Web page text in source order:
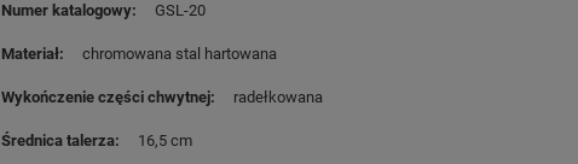
Numer katalogowy GSL-20
Materiał chromowana stal hartowana
Wykończenie części chwytnej radełkowana
Średnica talerza 16,5 cm